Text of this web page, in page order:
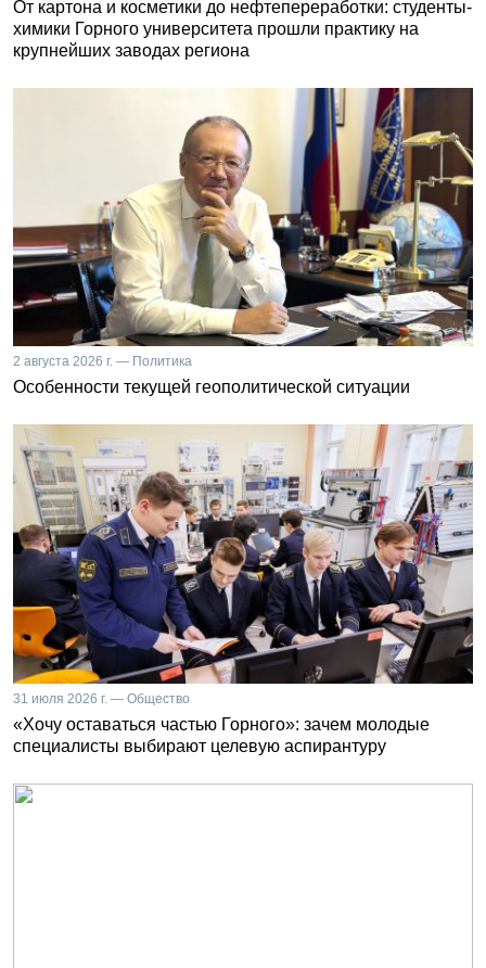
От картона и косметики до нефтепереработки: студенты-
химики Горного университета прошли практику на
крупнейших заводах региона
2 августа 2026 г. — Политика
Особенности текущей геополитической ситуации
31 июля 2026 г. — Общество
«Хочу оставаться частью Горного»: зачем молодые
специалисты выбирают целевую аспирантуру